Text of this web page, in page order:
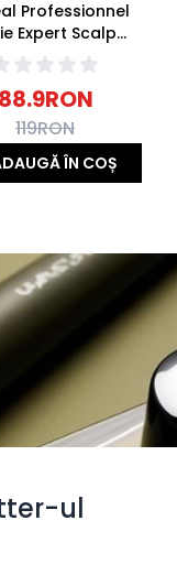
Professionnel
Expert Scalp
Sampon
pentru Scalp
sensibil 300ml
88.9RON
119RON
ÎN COȘ
ul